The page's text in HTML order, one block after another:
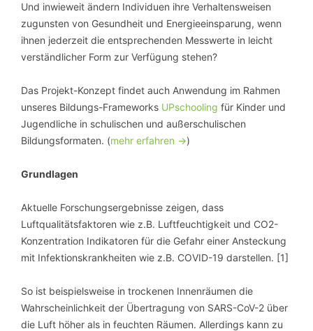
Und inwieweit ändern Individuen ihre Verhaltensweisen
zugunsten von Gesundheit und Energieeinsparung, wenn
ihnen jederzeit die entsprechenden Messwerte in leicht
verständlicher Form zur Verfügung stehen?
Das Projekt-Konzept findet auch Anwendung im Rahmen
unseres Bildungs-Frameworks UPschooling für Kinder und
Jugendliche in schulischen und außerschulischen
Bildungsformaten. (mehr erfahren ->)
Grundlagen
Aktuelle Forschungsergebnisse zeigen, dass
Luftqualitätsfaktoren wie z.B. Luftfeuchtigkeit und CO2-
Konzentration Indikatoren für die Gefahr einer Ansteckung
mit Infektionskrankheiten wie z.B. COVID-19 darstellen. [1]
So ist beispielsweise in trockenen Innenräumen die
Wahrscheinlichkeit der Übertragung von SARS-CoV-2 über
die Luft höher als in feuchten Räumen. Allerdings kann zu